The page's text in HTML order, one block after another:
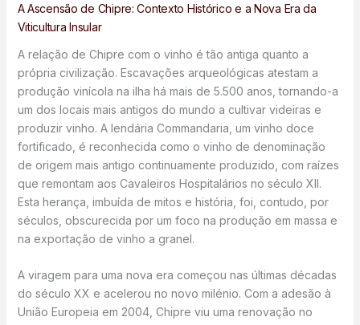
A Ascensão de Chipre: Contexto Histórico e a Nova Era da
Viticultura Insular
A relação de Chipre com o vinho é tão antiga quanto a
própria civilização. Escavações arqueológicas atestam a
produção vinícola na ilha há mais de 5.500 anos, tornando-a
um dos locais mais antigos do mundo a cultivar videiras e
produzir vinho. A lendária Commandaria, um vinho doce
fortificado, é reconhecida como o vinho de denominação
de origem mais antigo continuamente produzido, com raízes
que remontam aos Cavaleiros Hospitalários no século XII.
Esta herança, imbuída de mitos e história, foi, contudo, por
séculos, obscurecida por um foco na produção em massa e
na exportação de vinho a granel.
A viragem para uma nova era começou nas últimas décadas
do século XX e acelerou no novo milénio. Com a adesão à
União Europeia em 2004, Chipre viu uma renovação no